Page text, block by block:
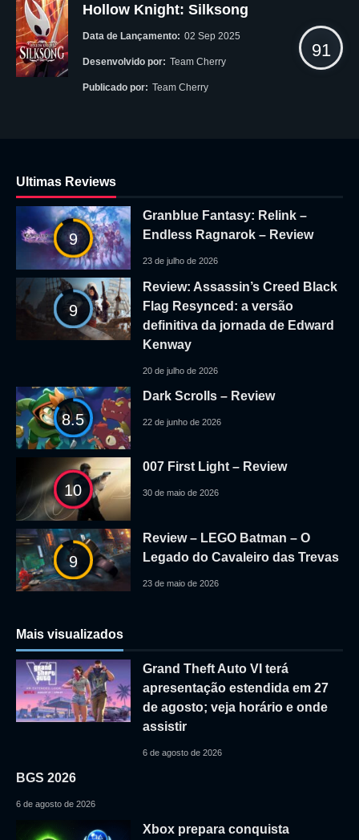
Hollow Knight: Silksong
Data de Lançamento: 02 Sep 2025
Desenvolvido por: Team Cherry
Publicado por: Team Cherry
91
Ultimas Reviews
9
Granblue Fantasy: Relink –
Endless Ragnarok – Review
23 de julho de 2026
9
Review: Assassin’s Creed Black
Flag Resynced: a versão
definitiva da jornada de Edward
Kenway
20 de julho de 2026
8.5
Dark Scrolls – Review
22 de junho de 2026
10
007 First Light – Review
30 de maio de 2026
9
Review – LEGO Batman – O
Legado do Cavaleiro das Trevas
23 de maio de 2026
Mais visualizados
Grand Theft Auto VI terá
apresentação estendida em 27
de agosto; veja horário e onde
assistir
6 de agosto de 2026
BGS 2026
6 de agosto de 2026
Xbox prepara conquista